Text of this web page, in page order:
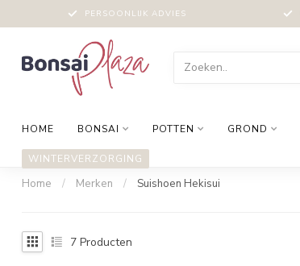
PERSOONLIJK ADVIES
HOME BONSAI POTTEN GROND
WINTERVERZORGING
Home / Merken / Suishoen Hekisui
7 Producten